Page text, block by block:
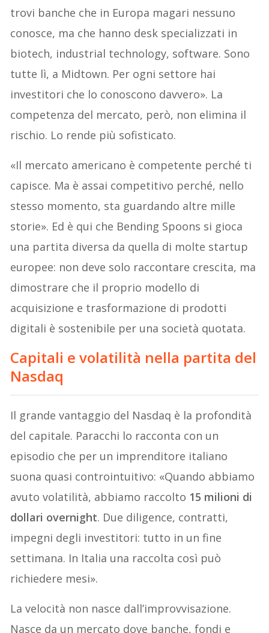
trovi banche che in Europa magari nessuno
conosce, ma che hanno desk specializzati in
biotech, industrial technology, software. Sono
tutte lì, a Midtown. Per ogni settore hai
investitori che lo conoscono davvero». La
competenza del mercato, però, non elimina il
rischio. Lo rende più sofisticato.
«Il mercato americano è competente perché ti
capisce. Ma è assai competitivo perché, nello
stesso momento, sta guardando altre mille
storie». Ed è qui che Bending Spoons si gioca
una partita diversa da quella di molte startup
europee: non deve solo raccontare crescita, ma
dimostrare che il proprio modello di
acquisizione e trasformazione di prodotti
digitali è sostenibile per una società quotata.
Capitali e volatilità nella partita del
Nasdaq
Il grande vantaggio del Nasdaq è la profondità
del capitale. Paracchi lo racconta con un
episodio che per un imprenditore italiano
suona quasi controintuitivo: «Quando abbiamo
avuto volatilità, abbiamo raccolto 15 milioni di
dollari overnight. Due diligence, contratti,
impegni degli investitori: tutto in un fine
settimana. In Italia una raccolta così può
richiedere mesi».
La velocità non nasce dall’improvvisazione.
Nasce da un mercato dove banche, fondi e